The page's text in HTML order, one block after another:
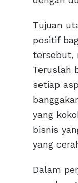
Tujuan
positif
tersebut,
Teruslah
setiap
yang
bisnis
yang
Dalam